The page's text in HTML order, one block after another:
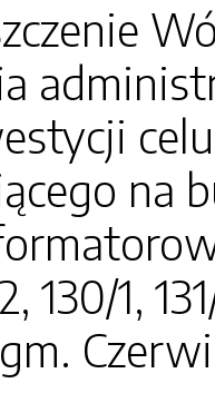
na
130/1,